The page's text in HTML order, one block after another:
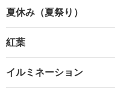
夏休み（夏祭り）
紅葉
イルミネーション